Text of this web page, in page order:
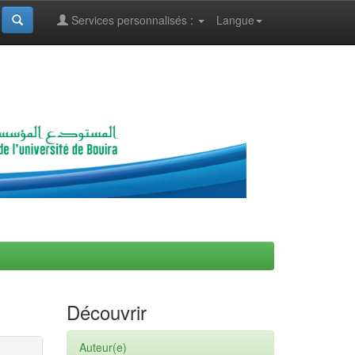
Langue
Services personnalisés :
Découvrir
Auteur(e)